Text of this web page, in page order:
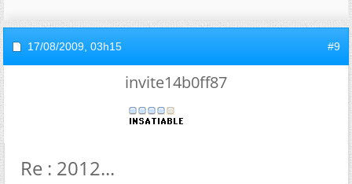
17/08/2009, 03h15 #9
invite14b0ff87
Re : 2012...